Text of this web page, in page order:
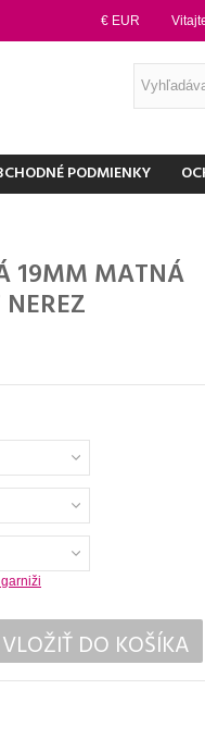
€ EUR
PODMIENKY
19MM MATNÁ
VLOŽIŤ DO KOŠÍKA